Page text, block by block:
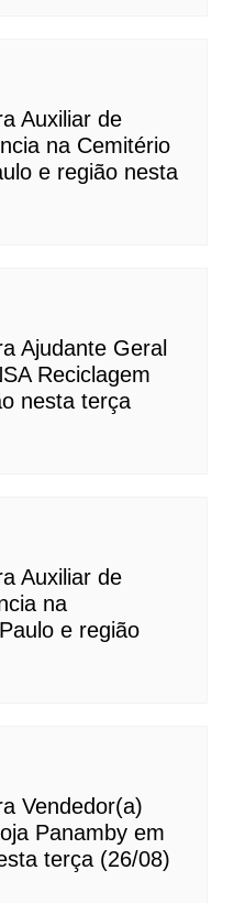
Auxiliar de
na Cemitério
e região nesta
Ajudante Geral
Reciclagem
nesta terça
Auxiliar de
na
e região
Vendedor(a)
Panamby em
terça (26/08)